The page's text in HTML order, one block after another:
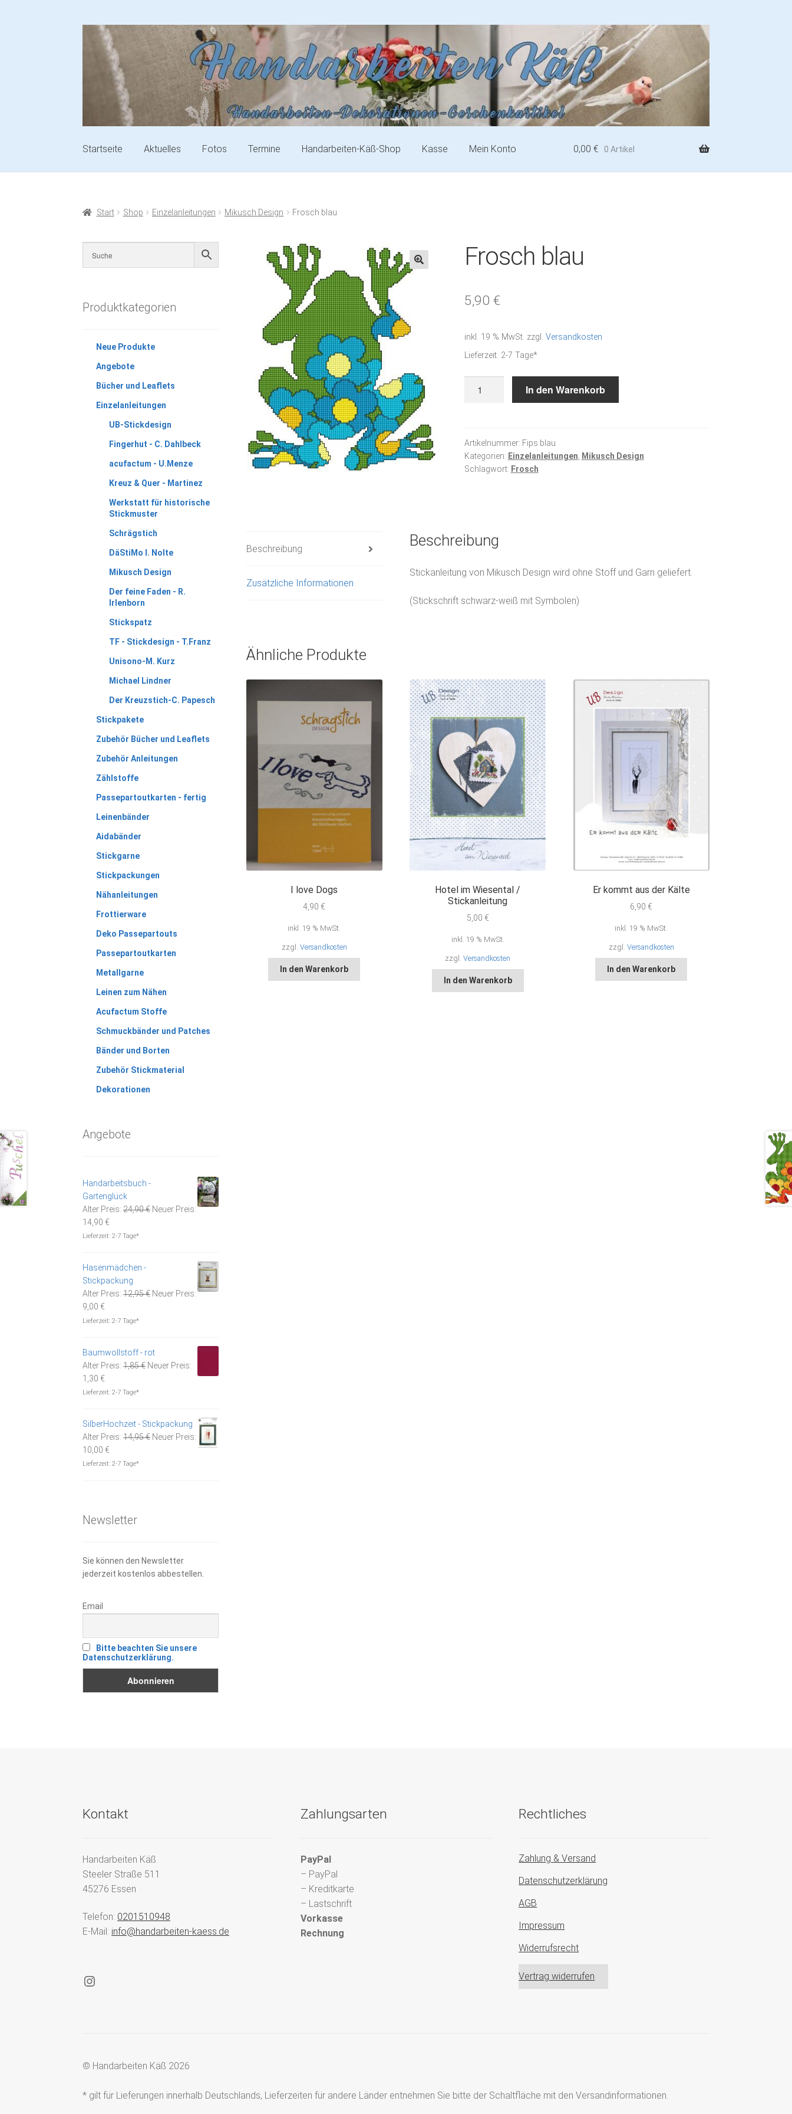
Startseite Aktuelles Fotos Termine Handarbeiten-Käß-Shop Kasse Mein Konto 0,00 € 0 Artikel
Start Shop Einzelanleitungen Mikusch Design Frosch blau
Frosch blau
5,90 €
inkl. 19 % MwSt. zzgl. Versandkosten
Lieferzeit: 2-7 Tage*
In den Warenkorb
Artikelnummer: Fips blau
Kategorien: Einzelanleitungen
Mikusch Design
Schlagwort: Frosch
Beschreibung
Zusätzliche Informationen
Beschreibung
Stickanleitung von Mikusch Design wird ohne Stoff und Garn geliefert.
(Stickschrift schwarz-weiß mit Symbolen)
Ähnliche Produkte
I love Dogs
4,90 €
inkl. 19 % MwSt.
zzgl. Versandkosten
In den Warenkorb
Hotel im Wiesental /
Stickanleitung
5,00 €
inkl. 19 % MwSt.
zzgl.Versandkosten
In den Warenkorb
Er kommt aus der Kälte
6,90 €
inkl. 19 % MwSt.
zzgl. Versandkosten
In den Warenkorb
Produktkategorien
Neue Produkte
Angebote
Bücher und Leaflets
Einzelanleitungen
UB-Stickdesign
Fingerhut - C. Dahlbeck
acufactum - U.Menze
Kreuz & Quer - Martinez
Werkstatt für historische
Stickmuster
Schrägstich
DäStiMo I. Nolte
Mikusch Design
Der feine Faden - R.
Irlenborn
Stickspatz
TF - Stickdesign - T.Franz
Unisono-M. Kurz
Michael Lindner
Der Kreuzstich-C. Papesch
Stickpakete
Zubehör Bücher und Leaflets
Zubehör Anleitungen
Zählstoffe
Passepartoutkarten - fertig
Leinenbänder
Aidabänder
Stickgarne
Stickpackungen
Nähanleitungen
Frottierware
Deko Passepartouts
Passepartoutkarten
Metallgarne
Leinen zum Nähen
Acufactum Stoffe
Schmuckbänder und Patches
Bänder und Borten
Zubehör Stickmaterial
Dekorationen
Angebote
Handarbeitsbuch -
Gartenglück
Alter Preis: 24,90€ Ursprünglicher
Neuer Preis:
14,90 €Aktueller
Preis
Lieferzeit:2-7 Tage*
Hasenmädchen -
Stickpackung
Alter Preis: 12,95€ Ursprünglicher
Neuer Preis:
9,00 €Aktueller
Preis
Lieferzeit:2-7 Tage*
Baumwollstoff - rot
Alter Preis: 1,85€ Ursprünglicher
Neuer Preis:
1,30 €Aktueller
Preis
Lieferzeit:2-7 Tage*
SilberHochzeit - Stickpackung
Alter Preis: 14,95€ Ursprünglicher
Neuer Preis:
10,00 €Aktueller
Preis
Lieferzeit:2-7 Tage*
Newsletter
Sie können den Newsletter
jederzeit kostenlos abbestellen.
Email
Bitte beachten Sie unsere
Datenschutzerklärung.
Kontakt
Handarbeiten Käß
Steeler Straße 511
45276 Essen
Telefon: 0201510948
E-Mail: info@handarbeiten-kaess.de
Instagram
Zahlungsarten
PayPal
– PayPal
– Kreditkarte
– Lastschrift
Vorkasse
Rechnung
Rechtliches
Zahlung & Versand
Datenschutzerklärung
AGB
Impressum
Widerrufsrecht
Vertrag widerrufen
© Handarbeiten Käß 2026
* gilt für Lieferungen innerhalb Deutschlands, Lieferzeiten für andere Länder entnehmen Sie bitte der Schaltfläche mit den Versandinformationen.